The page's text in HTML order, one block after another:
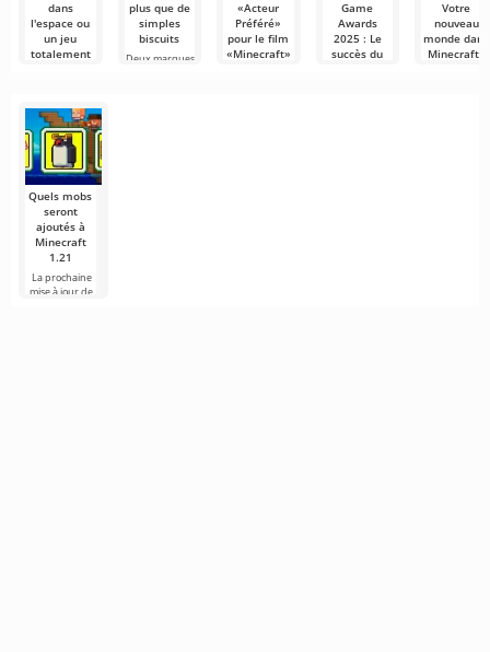
dans
l'espace ou
un jeu
totalement
sandbox de
science-fiction
plus que de
simples
biscuits
Deux marques
«Acteur
Préféré»
pour le film
«Minecraft»
Game
Awards
2025 : Le
succès du
Votre
nouveau
monde dans
Minecraft !
Quels mobs
seront
ajoutés à
Minecraft
1.21
La prochaine
mise à jour de